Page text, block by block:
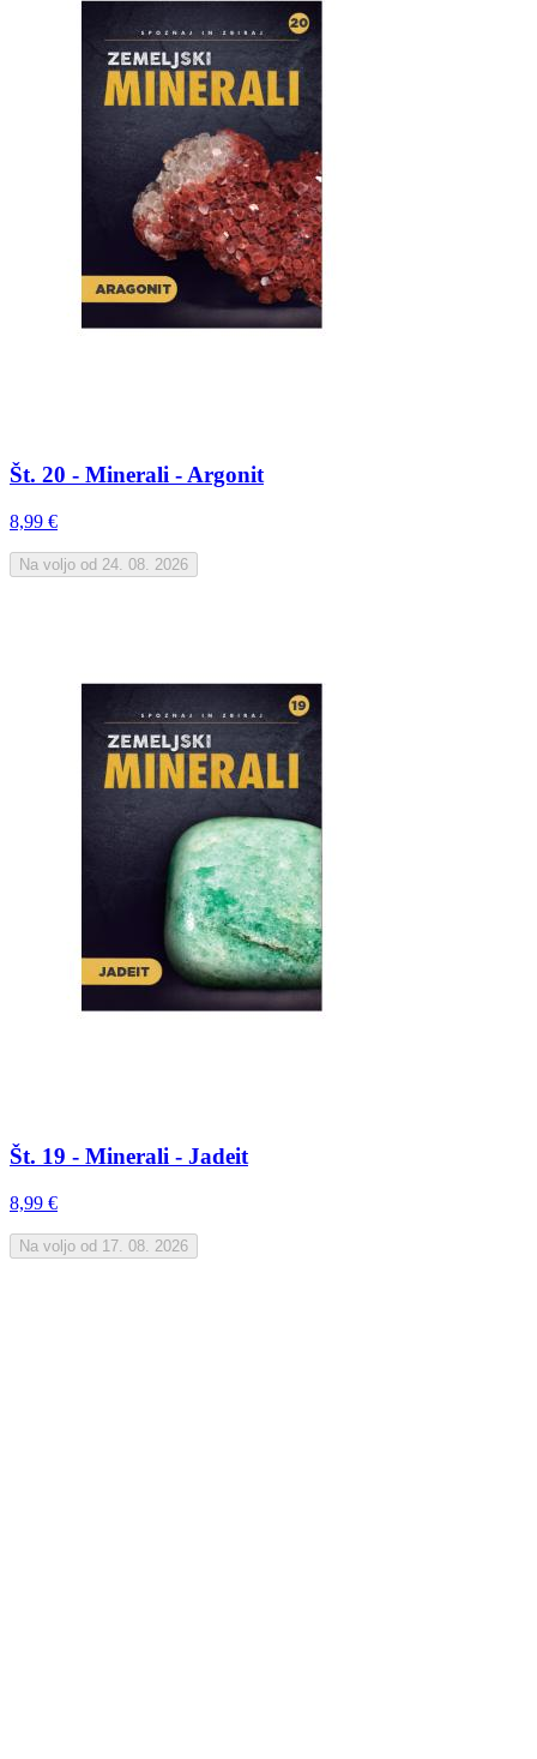
Št. 20 - Minerali - Argonit
8,99 €
Na voljo od 24. 08. 2026
Št. 19 - Minerali - Jadeit
8,99 €
Na voljo od 17. 08. 2026